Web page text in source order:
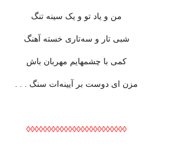
من و یاد تو و یک سینه تنگ
شبی تار و سه‌تاری خسته آهنگ
کمی با چشمهایم مهربان باش
مزن ای دوست بر آیینه‌ات سنگ . . .
◊◊◊◊◊◊◊◊◊◊◊◊◊◊◊◊◊◊◊◊◊◊◊◊